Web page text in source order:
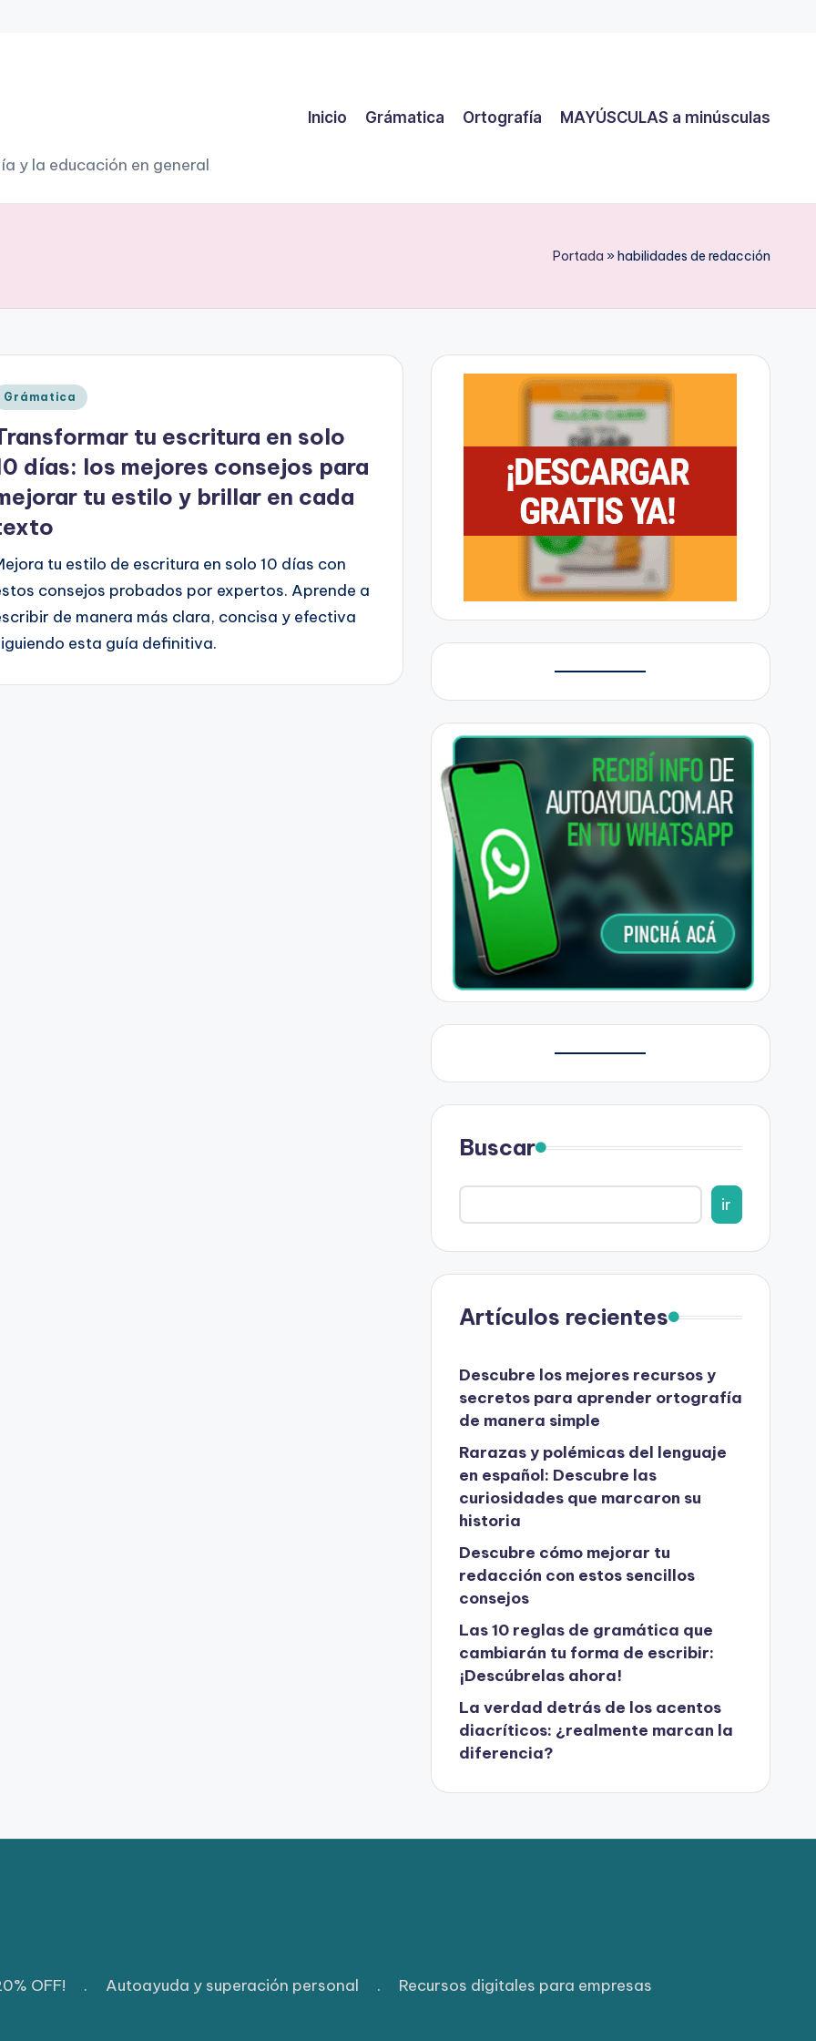
y la educación en general
Inicio Grámatica Ortografía MAYÚSCULAS a minúsculas
Portada »habilidades de redacción
Grámatica
tu escritura en solo
días: los mejores consejos para
tu estilo y brillar en cada
tu estilo de escritura en solo 10 días con
consejos probados por expertos. Aprende a
de manera más clara, concisa y efectiva
esta guía definitiva.
Buscar
ir
Artículos recientes
Descubre los mejores recursos y
secretos para aprender ortografía
de manera simple
Rarazas y polémicas del lenguaje
en español: Descubre las
curiosidades que marcaron su
historia
Descubre cómo mejorar tu
redacción con estos sencillos
consejos
Las 10 reglas de gramática que
cambiarán tu forma de escribir:
¡Descúbrelas ahora!
La verdad detrás de los acentos
diacríticos: ¿realmente marcan la
diferencia?
OFF! . Autoayuda y superación personal . Recursos digitales para empresas